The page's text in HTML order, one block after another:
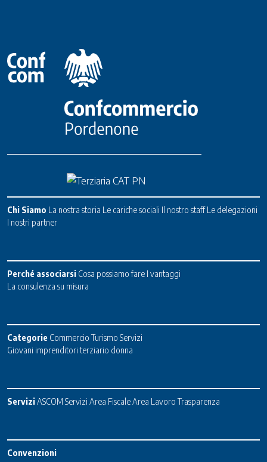
Chi Siamo La nostra storia Le cariche sociali Il nostro staff Le delegazioni
I nostri partner
Perché associarsi Cosa possiamo fare I vantaggi
La consulenza su misura
Categorie Commercio Turismo Servizi
Giovani imprenditori terziario donna
ServiziASCOM Servizi Area FiscaleArea Lavoro Trasparenza
Convenzioni